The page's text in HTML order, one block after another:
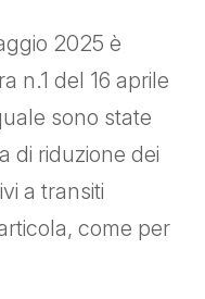
2025 è
n.1 del 16 aprile
sono state
di riduzione dei
a transiti
come per